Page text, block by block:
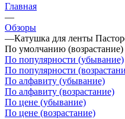
Главная
—
Обзоры
—Катушка для ленты
По умолчанию (возрастание)
По популярности (убывание)
По популярности
По алфавиту (убывание)
По алфавиту (возрастание)
По цене (убывание)
По цене (возрастание)